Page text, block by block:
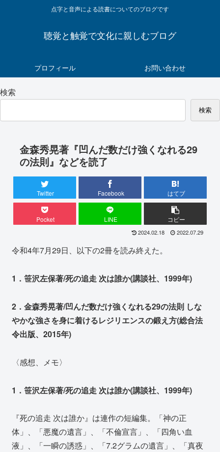
点字と音声による読書についてのブログです
聴覚と触覚で文化に親しむブログ
プロフィール お問い合わせ
検索
検索
金森秀晃著『凹んだ数だけ強くなれる29
の法則』などを読了
Twitter Facebook はてブ
Pocket LINE コピー
2024.02.18 2022.07.29
令和4年7月29日、以下の2冊を読み終えた。
1．笹沢左保著/死の追走 次は誰か(講談社、1999年)
2．金森秀晃著/凹んだ数だけ強くなれる29の法則 しな
やかな強さを身に着けるレジリエンスの鍛え方(総合法
令出版、2015年)
〈感想、メモ〉
1．笹沢左保著/死の追走 次は誰か(講談社、1999年)
『死の追走 次は誰か』は連作の短編集。「神の正
体」、「悪魔の遺言」、「不倫宣言」、「四角い血
液」、「一瞬の誘惑」、「7.2グラムの遺言」、「真夜